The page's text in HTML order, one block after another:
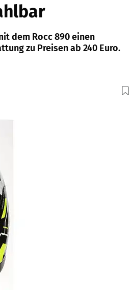
dem Rocc 890 einen
zu Preisen ab 240 Euro.